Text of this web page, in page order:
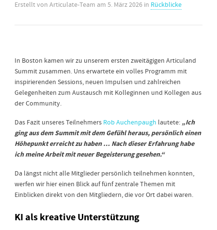
Erstellt von Articulate-Team am 5. März 2026 in Rückblicke
In Boston kamen wir zu unserem ersten zweitägigen Articuland
Summit zusammen. Uns erwartete ein volles Programm mit
inspirierenden Sessions, neuen Impulsen und zahlreichen
Gelegenheiten zum Austausch mit Kolleginnen und Kollegen aus
der Community.
Das Fazit unseres Teilnehmers Rob Auchenpaugh lautete: „Ich
ging aus dem Summit mit dem Gefühl heraus, persönlich einen
Höhepunkt erreicht zu haben … Nach dieser Erfahrung habe
ich meine Arbeit mit neuer Begeisterung gesehen.“
Da längst nicht alle Mitglieder persönlich teilnehmen konnten,
werfen wir hier einen Blick auf fünf zentrale Themen mit
Einblicken direkt von den Mitgliedern, die vor Ort dabei waren.
KI als kreative Unterstützung